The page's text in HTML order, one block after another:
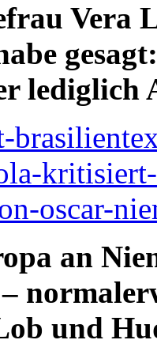
Vera
lediglich
oscar-
an
und